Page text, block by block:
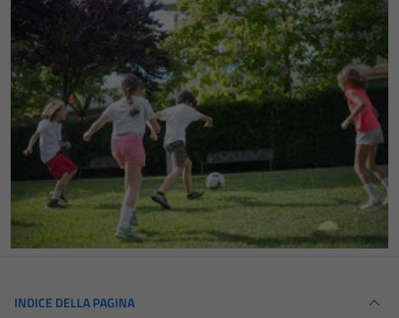
INDICE DELLA PAGINA